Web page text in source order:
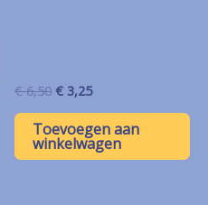
€6,50 Oorspronkelijke
was:
€ 6,50.
€ 3,25Huidige
is:
€ 3,25.
Toevoegen aan
winkelwagen